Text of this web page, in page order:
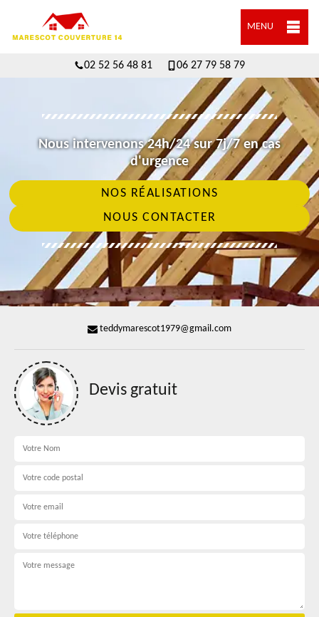
MENU
02 52 56 48 81 06 27 79 58 79
Nous intervenons 24h/24 sur 7j/7 en cas
d'urgence
NOS RÉALISATIONS
NOUS CONTACTER
teddymarescot1979@gmail.com
Devis gratuit